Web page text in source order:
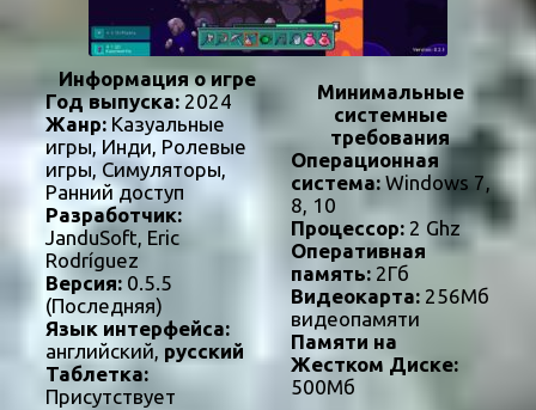
Информация о игре
Год выпуска: 2024
Жанр: Казуальные
игры, Инди, Ролевые
игры, Симуляторы,
Ранний доступ
Разработчик:
JanduSoft, Eric
Rodríguez
Версия: 0.5.5
(Последняя)
Язык интерфейса:
английский, русский
Таблетка:
Присутствует
Минимальные
системные
требования
Операционная
система:Windows 7,
8, 10
Процессор:2 Ghz
Оперативная
память:2Гб
Видеокарта:256Мб
видеопамяти
Памяти на
Жестком Диске:
500Мб